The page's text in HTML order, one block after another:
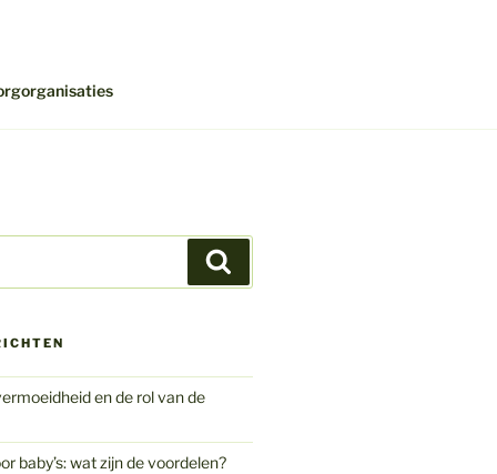
en de rol van de
baby’s: wat zijn de voordelen?